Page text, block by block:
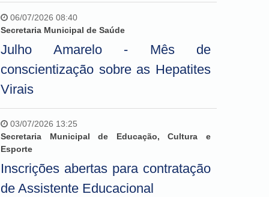
06/07/2026 08:40
Secretaria Municipal de Saúde
Julho Amarelo - Mês de
conscientização sobre as Hepatites
Virais
03/07/2026 13:25
Secretaria Municipal de Educação, Cultura e
Esporte
Inscrições abertas para contratação
de Assistente Educacional